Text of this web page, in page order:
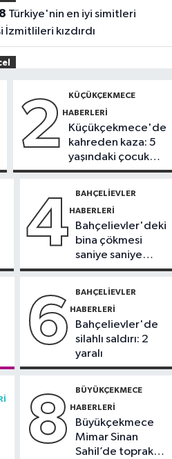
İzmitlileri kızdırdı
yürüyerek geçiyorlar
şekilleniyor’
neden olabilir
Yarışları'nda ilk günün
belli oldu
2 KÜÇÜKÇEKMECE
HABERLERI
Küçükçekmece'de
kahreden kaza: 5
yaşındaki çocuk
yoğun bakımda
4 BAHÇELIEVLER
HABERLERI
Bahçelievler'deki
bina çökmesi
saniye saniye
görüntülendi
6 BAHÇELIEVLER
HABERLERI
Bahçelievler'de
silahlı saldırı: 2
yaralı
8 BÜYÜKÇEKMECE
HABERLERI
Büyükçekmece
Mimar Sinan
Sahil’de toprak